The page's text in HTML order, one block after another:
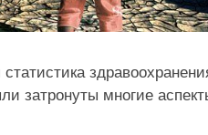
затронуты многие